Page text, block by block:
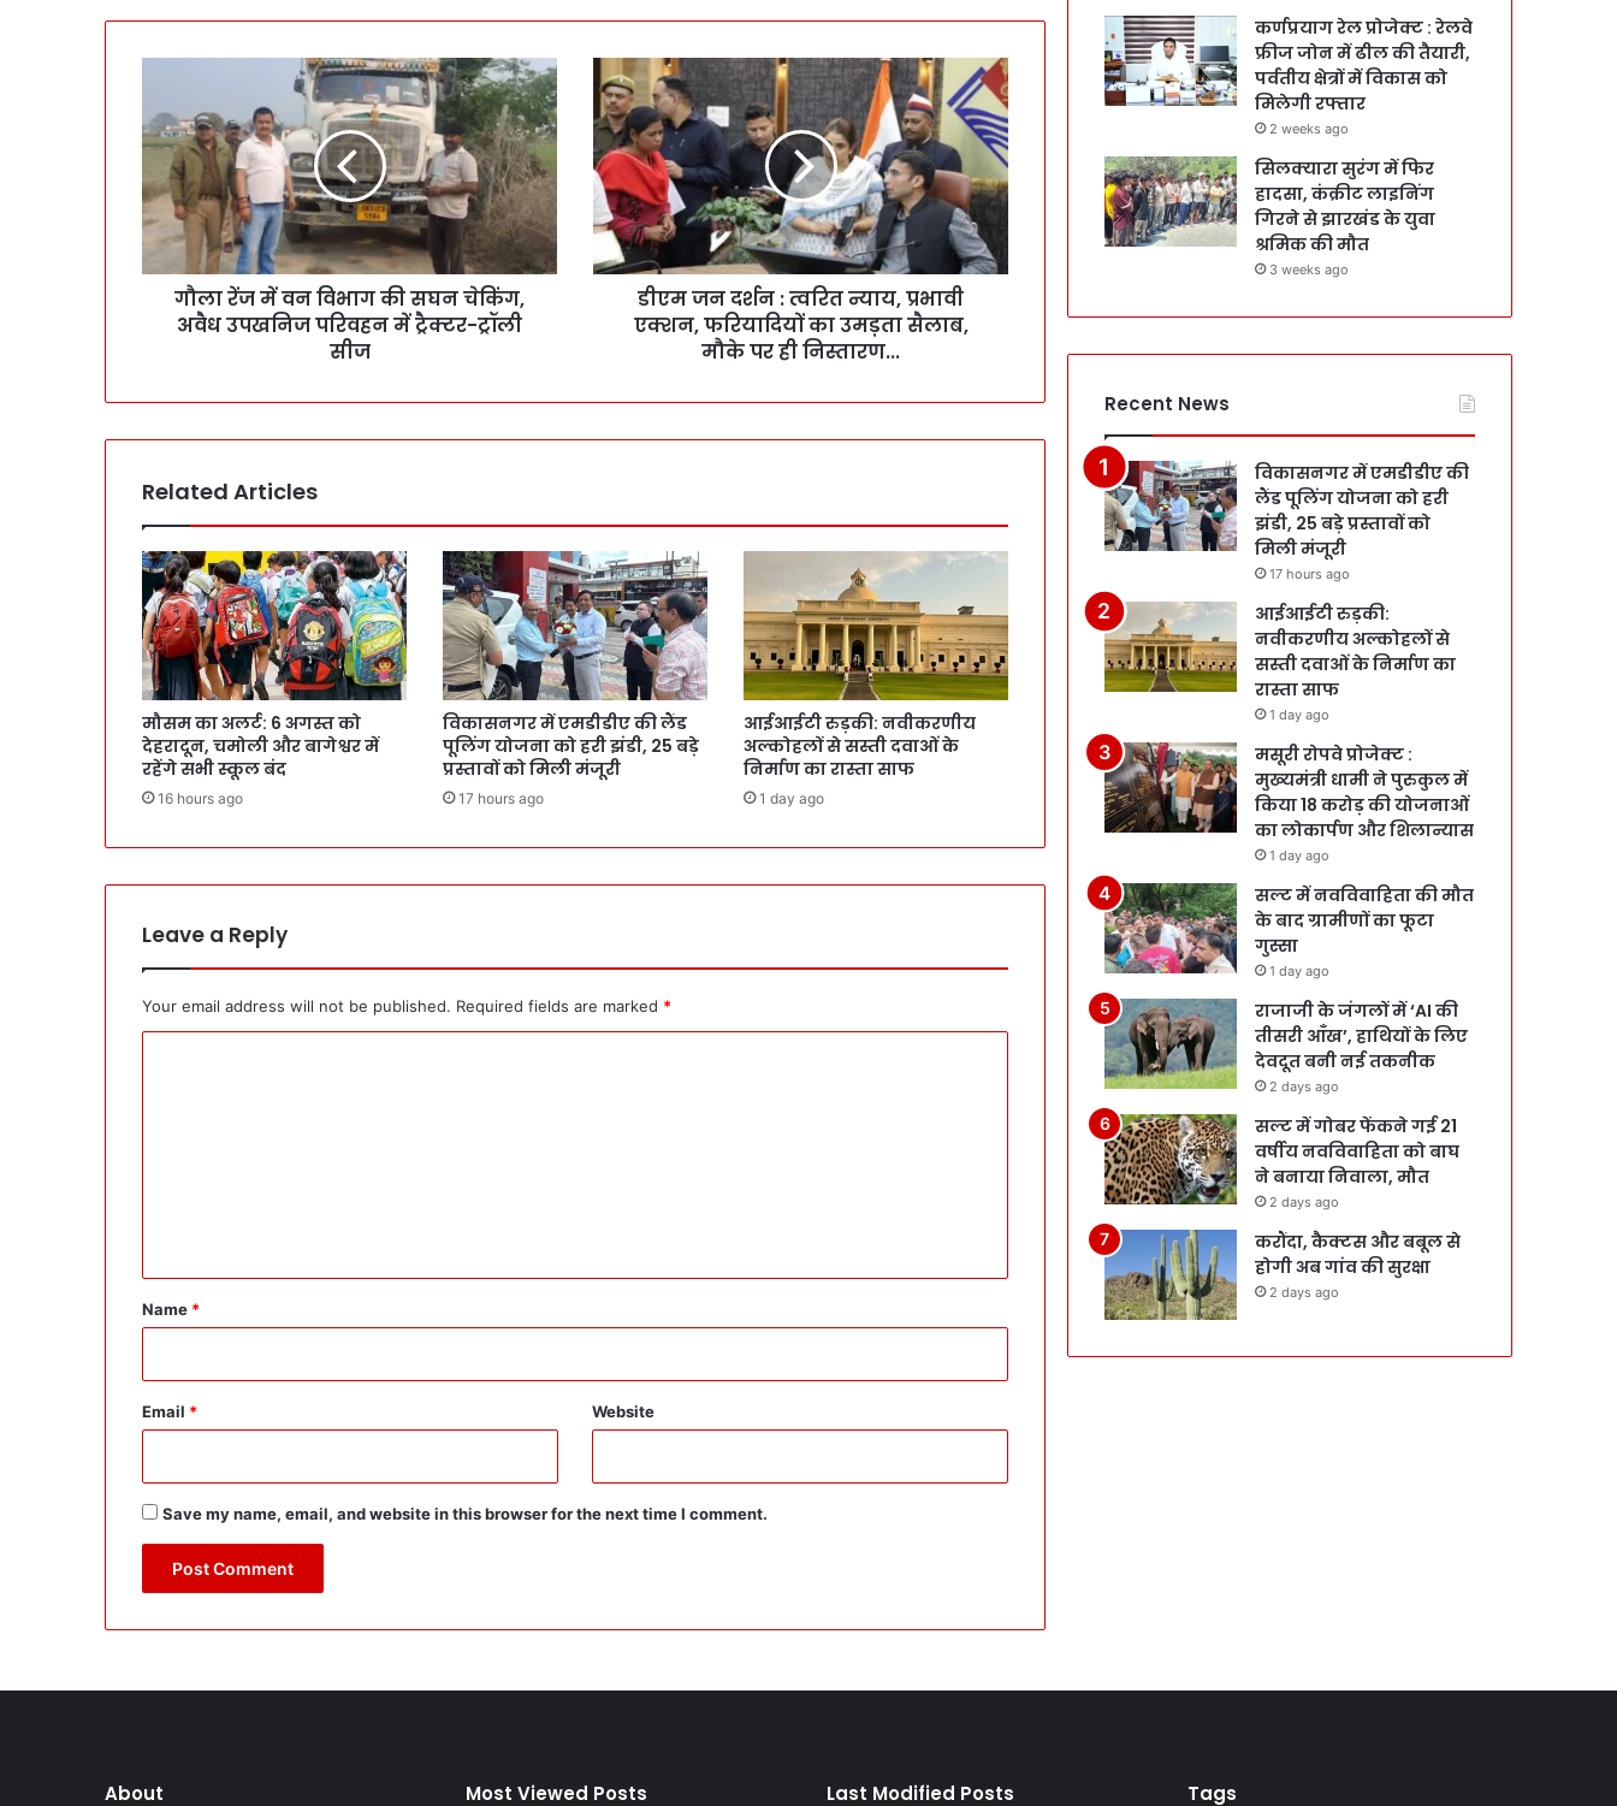
गौला रेंज में वन विभाग की सघन चेकिंग,
अवैध उपखनिज परिवहन में ट्रैक्टर-ट्रॉली
सीज
डीएम जन दर्शन : त्वरित न्याय, प्रभावी
एक्शन, फरियादियों का उमड़ता सैलाब,
मौके पर ही निस्तारण...
Related Articles
मौसम का अलर्ट: 6 अगस्त को
देहरादून, चमोली और बागेश्वर में
रहेंगे सभी स्कूल बंद
16 hours ago
विकासनगर में एमडीडीए की लैंड
पूलिंग योजना को हरी झंडी, 25 बड़े
प्रस्तावों को मिली मंजूरी
17 hours ago
आईआईटी रुड़की: नवीकरणीय
अल्कोहलों से सस्ती दवाओं के
निर्माण का रास्ता साफ
1 day ago
Leave a Reply
Your email address will not be published. Required fields are marked *
*
Name *
Email * Website
Save my name, email, and website in this browser for the next time I comment.
कर्णप्रयाग रेल प्रोजेक्ट : रेलवे
फ्रीज जोन में ढील की तैयारी,
पर्वतीय क्षेत्रों में विकास को
मिलेगी रफ्तार
2 weeks ago
सिलक्यारा सुरंग में फिर
हादसा, कंक्रीट लाइनिंग
गिरने से झारखंड के युवा
श्रमिक की मौत
3 weeks ago
Recent News
विकासनगर में एमडीडीए की
लैंड पूलिंग योजना को हरी
झंडी, 25 बड़े प्रस्तावों को
मिली मंजूरी
17 hours ago
आईआईटी रुड़की:
नवीकरणीय अल्कोहलों से
सस्ती दवाओं के निर्माण का
रास्ता साफ
1 day ago
मसूरी रोपवे प्रोजेक्ट :
मुख्‍यमंत्री धामी ने पुरुकुल में
किया 18 करोड़ की योजनाओं
का लोकार्पण और शिलान्यास
1 day ago
सल्ट में नवविवाहिता की मौत
के बाद ग्रामीणों का फूटा
गुस्सा
1 day ago
राजाजी के जंगलों में ‘AI की
तीसरी आँख’, हाथियों के लिए
देवदूत बनी नई तकनीक
2 days ago
सल्ट में गोबर फेंकने गई 21
वर्षीय नवविवाहिता को बाघ
ने बनाया निवाला, मौत
2 days ago
करौंदा, कैक्टस और बबूल से
होगी अब गांव की सुरक्षा
2 days ago
About Most Viewed Posts Last Modified Posts Tags